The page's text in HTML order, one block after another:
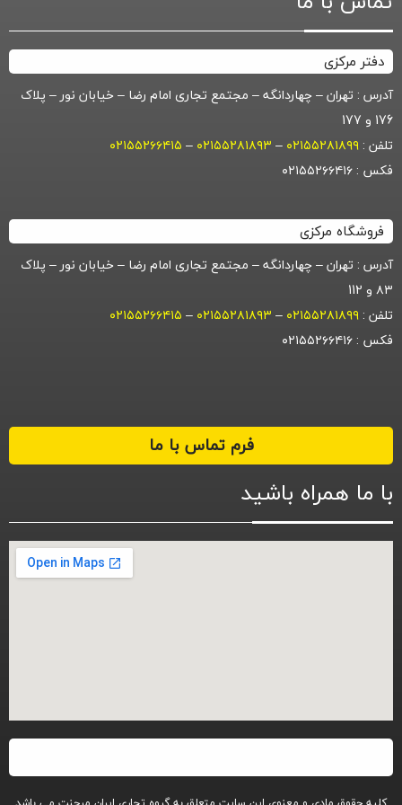
دفتر مرکزی
آدرس : تهران – چهاردانگه – مجتمع تجاری امام رضا – خیابان نور – پلاک
176 و 177
تلفن : ۰۲۱۵۵۲۸۱۸۹۹ – ۰۲۱۵۵۲۸۱۸۹۳ – ۰۲۱۵۵۲۶۶۴۱۵
فکس : ۰۲۱۵۵۲۶۶۴۱۶
فروشگاه مرکزی
آدرس : تهران – چهاردانگه – مجتمع تجاری امام رضا – خیابان نور – پلاک
۸۳ و 112
تلفن : ۰۲۱۵۵۲۸۱۸۹۹ – ۰۲۱۵۵۲۸۱۸۹۳ – ۰۲۱۵۵۲۶۶۴۱۵
فکس : ۰۲۱۵۵۲۶۶۴۱۶
فرم تماس با ما
با ما همراه باشید